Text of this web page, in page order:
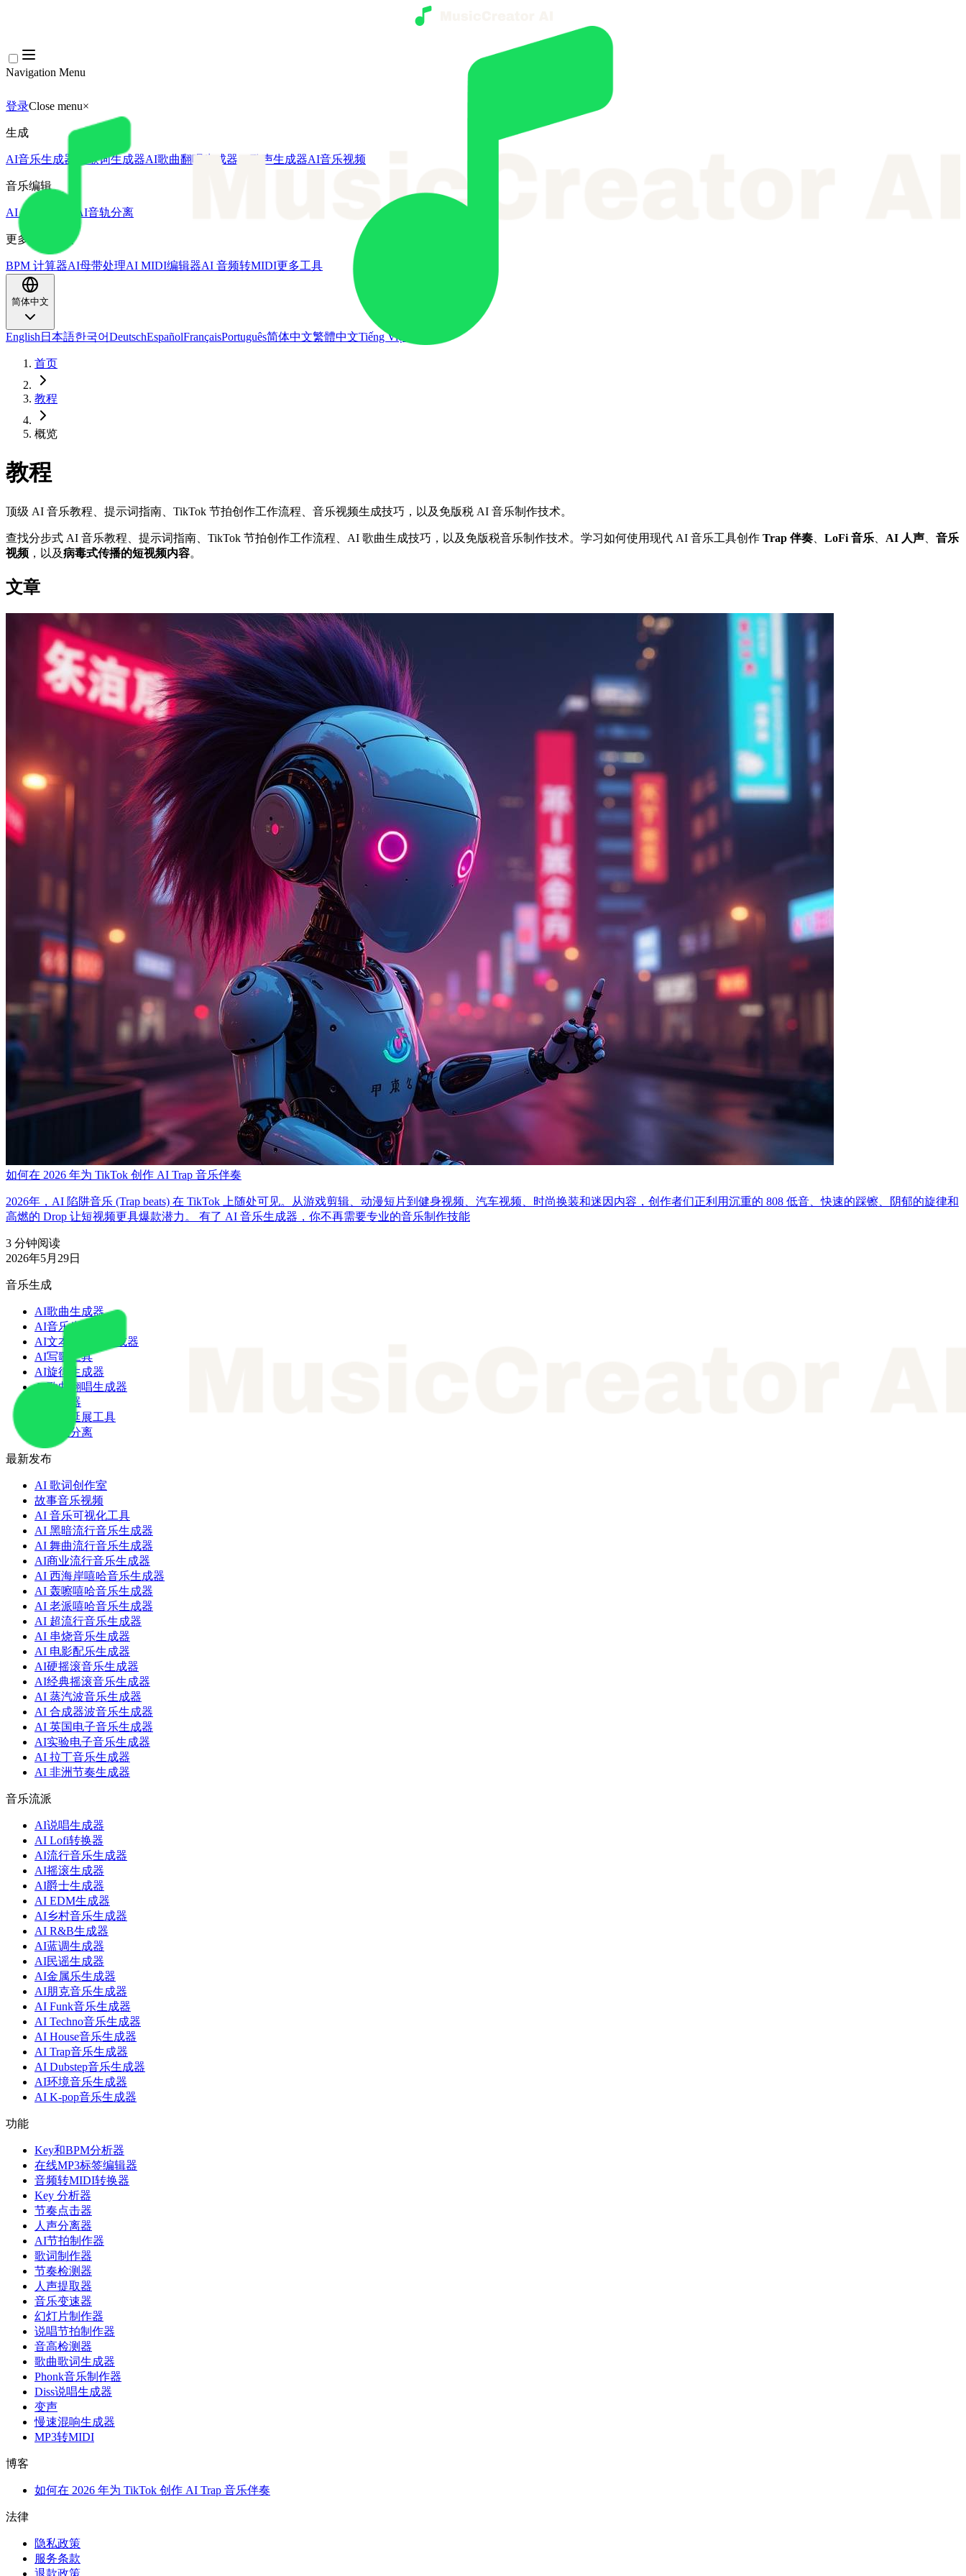
Navigation Menu
登录Close menu×
生成
AI音乐生成器 AI歌词生成器AI歌曲翻唱生成器 AI歌声生成器AI音乐视频
音乐编辑
AI人声去除器 AI音轨分离
更多音乐工具
BPM 计算器AI母带处理AI MIDI编辑器AI 音频转MIDI更多工具
简体中文
English 日本語한국어DeutschEspañolFrançaisPortuguês简体中文繁體中文Tiếng Việt
首页
教程
概览
教程
顶级 AI 音乐教程、提示词指南、TikTok 节拍创作工作流程、音乐视频生成技巧，以及免版税 AI 音乐制作技术。
查找分步式 AI 音乐教程、提示词指南、TikTok 节拍创作工作流程、AI 歌曲生成技巧，以及免版税音乐制作技术。学习如何使用现代 AI 音乐工具创作 Trap 伴奏 LoFi 音乐 AI 人声
音乐
视频 ，以及病毒式传播的短视频内容。
文章
如何在 2026 年为 TikTok 创作 AI Trap 音乐伴奏
2026年，AI 陷阱音乐 (Trap beats) 在 TikTok 上随处可见。从游戏剪辑、动漫短片到健身视频、汽车视频、时尚换装和迷因内容，创作者们正利用沉重的 808 低音、快速的踩镲、阴郁的旋律和
高燃的 Drop 让短视频更具爆款潜力。 有了 AI 音乐生成器，你不再需要专业的音乐制作技能
3 分钟阅读
2026年5月29日
音乐生成
AI歌曲生成器
AI音乐生成器
AI文本转音乐生成器
AI写歌工具
AI旋律生成器
AI歌曲翻唱生成器
AI混音器
AI歌曲延展工具
AI音轨分离
最新发布
AI 歌词创作室
故事音乐视频
AI 音乐可视化工具
AI 黑暗流行音乐生成器
AI 舞曲流行音乐生成器
AI商业流行音乐生成器
AI 西海岸嘻哈音乐生成器
AI 轰嚓嘻哈音乐生成器
AI 老派嘻哈音乐生成器
AI 超流行音乐生成器
AI 串烧音乐生成器
AI 电影配乐生成器
AI硬摇滚音乐生成器
AI经典摇滚音乐生成器
AI 蒸汽波音乐生成器
AI 合成器波音乐生成器
AI 英国电子音乐生成器
AI实验电子音乐生成器
AI 拉丁音乐生成器
AI 非洲节奏生成器
音乐流派
AI说唱生成器
AI Lofi转换器
AI流行音乐生成器
AI摇滚生成器
AI爵士生成器
AI EDM生成器
AI乡村音乐生成器
AI R&B生成器
AI蓝调生成器
AI民谣生成器
AI金属乐生成器
AI朋克音乐生成器
AI Funk音乐生成器
AI Techno音乐生成器
AI House音乐生成器
AI Trap音乐生成器
AI Dubstep音乐生成器
AI环境音乐生成器
AI K-pop音乐生成器
功能
Key和BPM分析器
在线MP3标签编辑器
音频转MIDI转换器
Key 分析器
节奏点击器
人声分离器
AI节拍制作器
歌词制作器
节奏检测器
人声提取器
音乐变速器
幻灯片制作器
说唱节拍制作器
音高检测器
歌曲歌词生成器
Phonk音乐制作器
Diss说唱生成器
变声
慢速混响生成器
MP3转MIDI
博客
如何在 2026 年为 TikTok 创作 AI Trap 音乐伴奏
法律
隐私政策
服务条款
退款政策